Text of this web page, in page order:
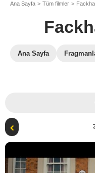
Ana Sayfa Tüm filmler
Ana Sayfa